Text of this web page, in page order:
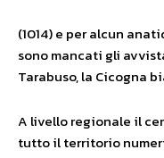
(1014) e per alcun
sono mancati gli
Tarabuso, la Cicogna
A livello regionale il
tutto il territorio